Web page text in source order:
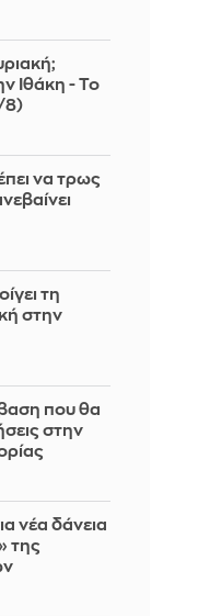
Ιθάκη - Το
8)
να τρως
τη
στην
που θα
στην
νέα δάνεια
της